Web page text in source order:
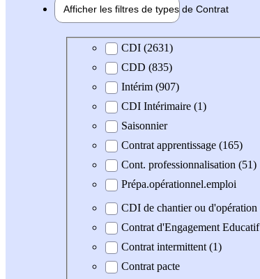
Afficher les filtres de types de Contrat
Type de contratCDI (2631)
CDD (835)
Intérim (907)
CDI Intérimaire (1)
Saisonnier
Contrat apprentissage (165)
Cont. professionnalisation (51)
Prépa.opérationnel.emploi
CDI de chantier ou d'opération
Contrat d'Engagement Educatif
Contrat intermittent (1)
Contrat pacte